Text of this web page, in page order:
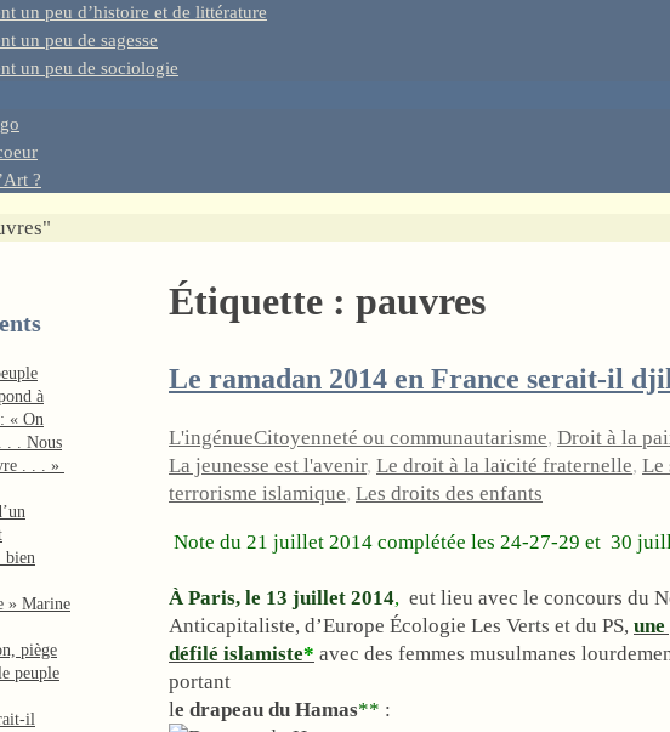
un peu d’histoire et de littérature
un peu de sagesse
un peu de sociologie
?
Étiquette : pauvres
Le ramadan 2014 en France serait-il
L'ingénueCitoyenneté ou communautarisme, Droit à la
La jeunesse est l'avenir, Le droit à la laïcité fraternelle, Le
terrorisme islamique, Les droits des enfants
Note du 21 juillet 2014 complétée les 24-27-29 et 30
À Paris, le 13 juillet 2014, eut lieu avec le concours du
Anticapitaliste, d’Europe Écologie Les Verts et du PS,
défilé islamiste* avec des femmes musulmanes
portant
le drapeau du Hamas** :
à
« On
. . Nous
. . . »
bien
» Marine
piège
peuple
il